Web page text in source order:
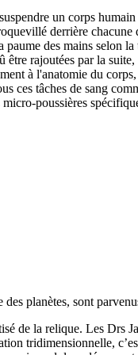
un corps
derrière
des mains selon
rajoutées par la
à l'anatomie du
ces tâches de sang
poussières
planètes, sont
de la relique. Les Drs
tridimensionnelle,